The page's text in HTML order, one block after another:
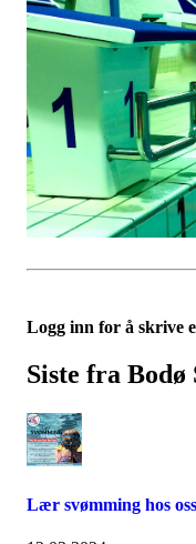
Logg inn for å skrive
Siste fra Bodø
Lær svømming hos